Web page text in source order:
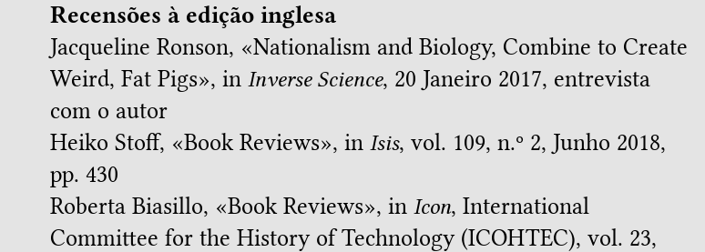
Recensões à edição inglesa
Jacqueline Ronson, «Nationalism and Biology, Combine to Create
Weird, Fat Pigs», in Inverse Science, 20 Janeiro 2017, entrevista
com o autor
Heiko Stoff, «Book Reviews», in Isis, vol. 109, n.º 2, Junho 2018,
pp. 430
Roberta Biasillo, «Book Reviews», in Icon, International
Committee for the History of Technology (ICOHTEC), vol. 23,